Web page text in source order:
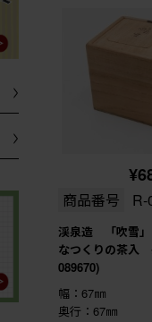
商品番号 R-
渓泉造 「吹雪
なつくりの茶
089670)
幅：67㎜
奥行：67㎜